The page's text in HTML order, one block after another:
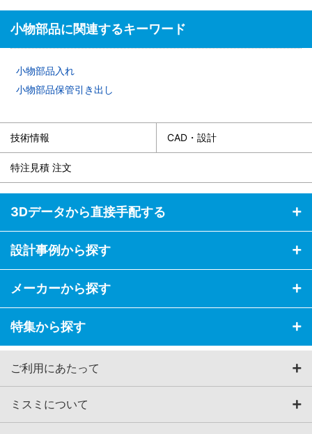
小物部品に関連するキーワード
小物部品入れ
小物部品保管引き出し
技術情報 CAD・設計
特注見積 注文
3Dデータから直接手配する
設計事例から探す
メーカーから探す
特集から探す
ご利用にあたって
ミスミについて